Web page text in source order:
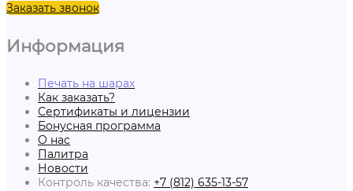
Заказать звонок
Информация
Печать на шарах
Как заказать?
Сертификаты и лицензии
Бонусная программа
О нас
Палитра
Новости
Контроль качества: +7 (812) 635-13-57